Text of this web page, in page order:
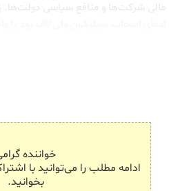
خواننده
ادامه مطلب را می‌توانید با
بخوانید.